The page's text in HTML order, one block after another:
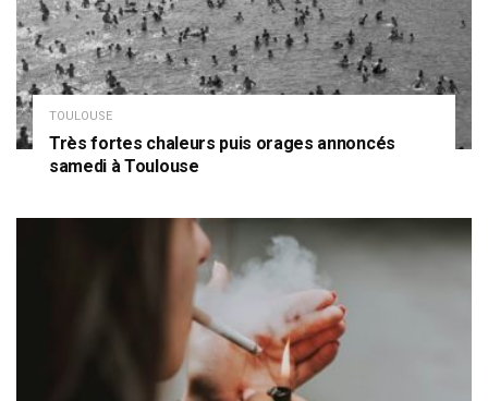
TOULOUSE
Très fortes chaleurs puis orages annoncés
samedi à Toulouse